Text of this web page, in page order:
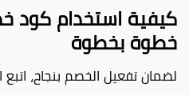
خطوة بخطوة
لضمان تفعيل الخصم بنجاح، اتبع